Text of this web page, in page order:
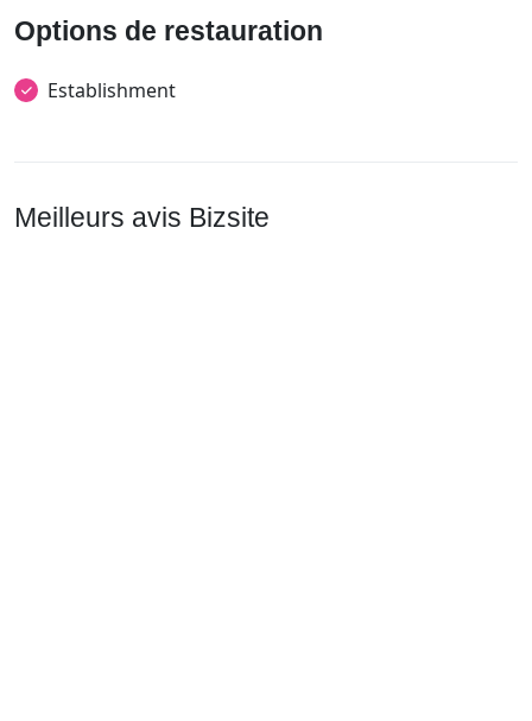
Options de restauration
Establishment
Meilleurs avis Bizsite